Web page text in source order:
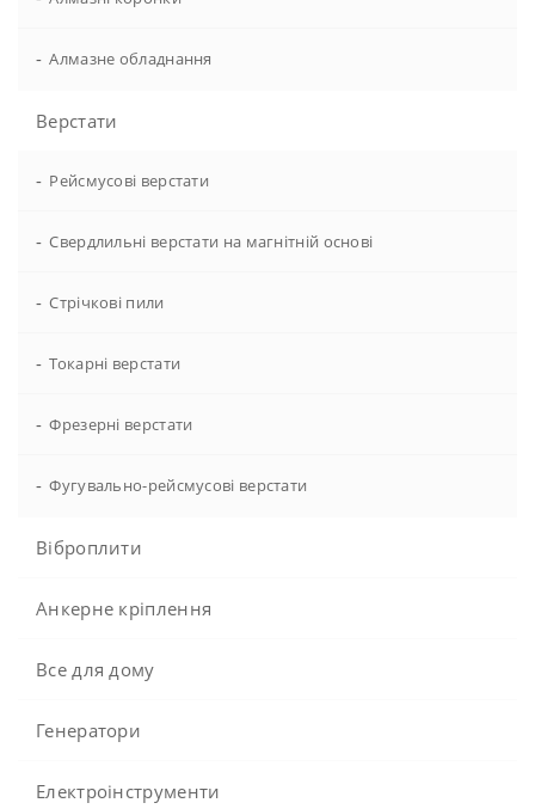
- Алмазне обладнання
Верстати
- Рейсмусові верстати
- Свердлильні верстати на магнітній основі
- Стрічкові пили
- Токарні верстати
- Фрезерні верстати
- Фугувально-рейсмусові верстати
Віброплити
Анкерне кріплення
Все для дому
Генератори
Електроінструменти